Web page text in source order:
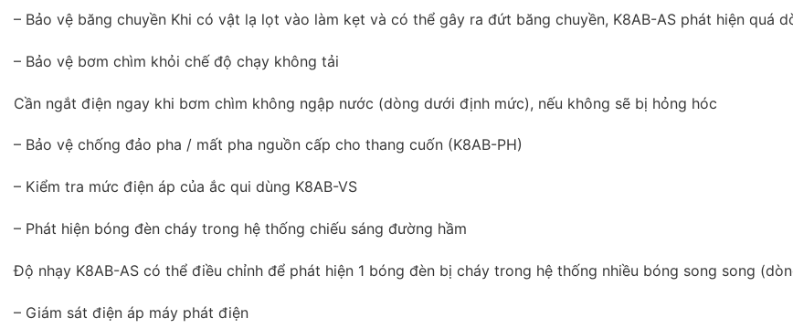
– Bảo vệ băng chuyền Khi có vật lạ lọt vào làm kẹt và có thể gây ra đứt băng chuyền, K8AB-AS phát hiện quá
– Bảo vệ bơm chìm khỏi chế độ chạy không tải
Cần ngắt điện ngay khi bơm chìm không ngập nước (dòng dưới định mức), nếu không sẽ bị hỏng hóc
– Bảo vệ chống đảo pha / mất pha nguồn cấp cho thang cuốn (K8AB-PH)
– Kiểm tra mức điện áp của ắc qui dùng K8AB-VS
– Phát hiện bóng đèn cháy trong hệ thống chiếu sáng đường hầm
Độ nhạy K8AB-AS có thể điều chỉnh để phát hiện 1 bóng đèn bị cháy trong hệ thống nhiều bóng song song
– Giám sát điện áp máy phát điện